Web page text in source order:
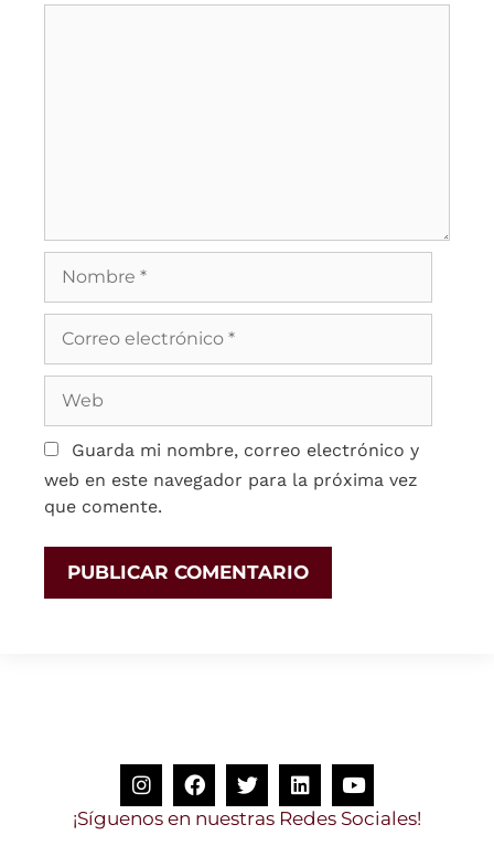
Guarda mi nombre, correo electrónico y
web en este navegador para la próxima vez
que comente.
¡Síguenos en nuestras Redes Sociale